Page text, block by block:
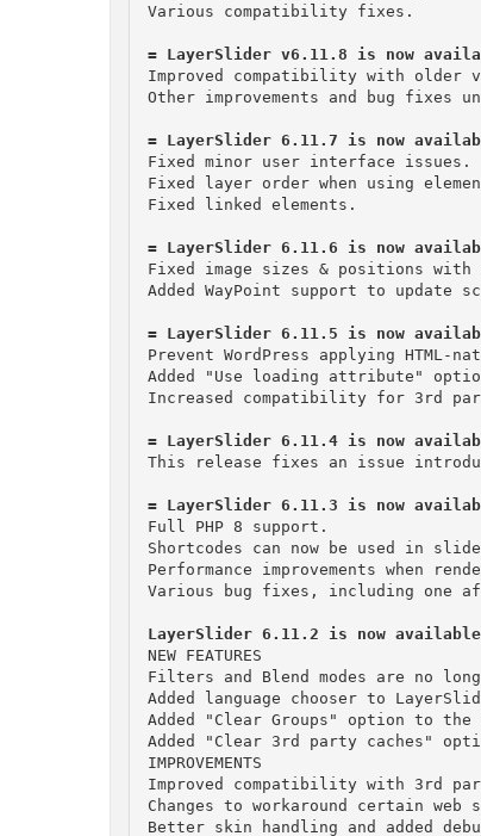
Various compatibility fixes.
Improved compatibility with older
Other improvements and bug fixes
Fixed minor user interface issues.
Fixed layer order when using
Fixed linked elements.
Fixed image sizes & positions
Added WayPoint support to
Prevent WordPress applying
Added "Use loading attribute"
Increased compatibility for 3rd
This release fixes an issue
Full PHP 8 support.
Shortcodes can now be used in
Performance improvements when
Various bug fixes, including one
LayerSlider 6.11.2 is now
NEW FEATURES
Filters and Blend modes are no
Added language chooser to
Added "Clear Groups" option to
Added "Clear 3rd party caches"
IMPROVEMENTS
Improved compatibility with 3rd
Changes to workaround certain
Better skin handling and added